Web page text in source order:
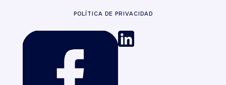
POLÍTICA DE PRIVACIDAD